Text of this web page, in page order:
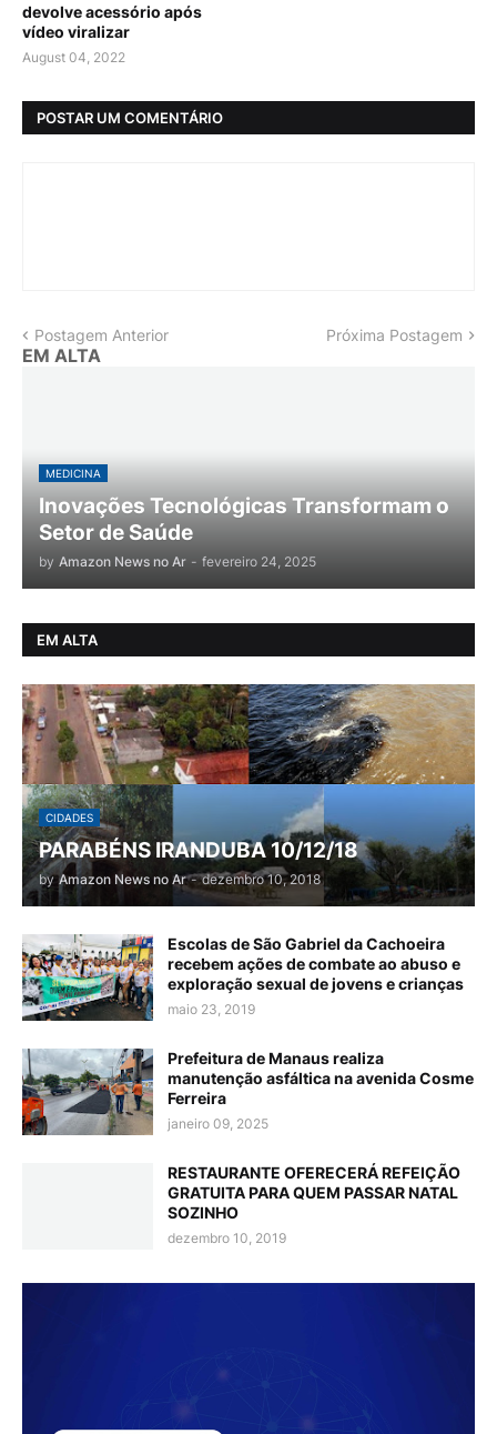
devolve acessório após
vídeo viralizar
August 04, 2022
POSTAR UM COMENTÁRIO
Postagem Anterior Próxima Postagem
EM ALTA
MEDICINA
Inovações Tecnológicas Transformam o
Setor de Saúde
by Amazon News no Ar - fevereiro 24, 2025
EM ALTA
CIDADES
PARABÉNS IRANDUBA 10/12/18
by Amazon News no Ar - dezembro 10, 2018
Escolas de São Gabriel da Cachoeira
recebem ações de combate ao abuso e
exploração sexual de jovens e crianças
maio 23, 2019
Prefeitura de Manaus realiza
manutenção asfáltica na avenida Cosme
Ferreira
janeiro 09, 2025
RESTAURANTE OFERECERÁ REFEIÇÃO
GRATUITA PARA QUEM PASSAR NATAL
SOZINHO
dezembro 10, 2019